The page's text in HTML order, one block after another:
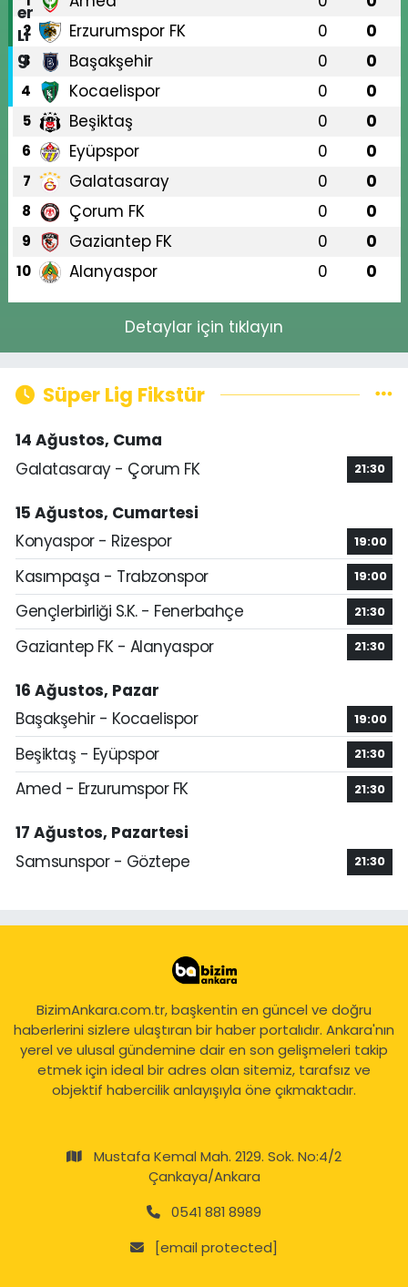
2 Erzurumspor FK 0 0
3 Başakşehir 0 0
4 Kocaelispor 0 0
5 Beşiktaş 0 0
6 Eyüpspor 0 0
7 Galatasaray 0 0
8 Çorum FK 0 0
9 Gaziantep FK 0 0
10 Alanyaspor 0 0
Detaylar için tıklayın
Süper Lig Fikstür
14 Ağustos, Cuma
Galatasaray - Çorum FK
21:30
15 Ağustos, Cumartesi
Konyaspor - Rizespor
19:00
Kasımpaşa - Trabzonspor 19:00
Gençlerbirliği S.K. - Fenerbahçe 21:30
Gaziantep FK - Alanyaspor 21:30
16 Ağustos, Pazar
Başakşehir - Kocaelispor
19:00
Beşiktaş - Eyüpspor 21:30
Amed - Erzurumspor FK 21:30
17 Ağustos, Pazartesi
Samsunspor - Göztepe
21:30
BizimAnkara.com.tr, başkentin en güncel ve doğru
haberlerini sizlere ulaştıran bir haber portalıdır. Ankara'nın
yerel ve ulusal gündemine dair en son gelişmeleri takip
etmek için ideal bir adres olan sitemiz, tarafsız ve
objektif habercilik anlayışıyla öne çıkmaktadır.
Mustafa Kemal Mah. 2129. Sok. No:4/2
Çankaya/Ankara
0541 881 8989
[email protected]